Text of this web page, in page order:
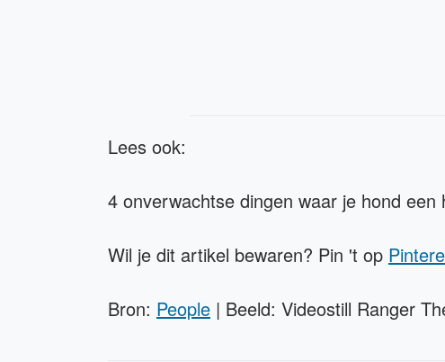
Lees ook:
4 onverwachtse dingen waar je hond een
Wil je dit artikel bewaren? Pin 't op
Bron: People | Beeld: Videostill Ranger